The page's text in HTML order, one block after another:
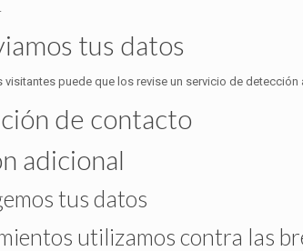
tus datos
puede que los revise un servicio de detección
de contacto
adicional
tus datos
utilizamos contra las